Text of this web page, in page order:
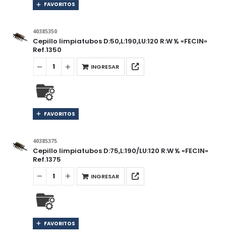
FAVORITOS
40385350
Cepillo limpiatubos D:50,L:190,LU:120 R:W ½ «FECIN»
Ref.1350
INGRESAR
FAVORITOS
40385375
Cepillo limpiatubos D:75,L:190/LU:120 R:W ½ «FECIN»
Ref.1375
INGRESAR
FAVORITOS